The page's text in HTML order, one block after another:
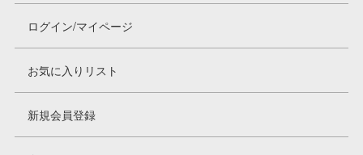
ログイン/マイページ
お気に入りリスト
新規会員登録